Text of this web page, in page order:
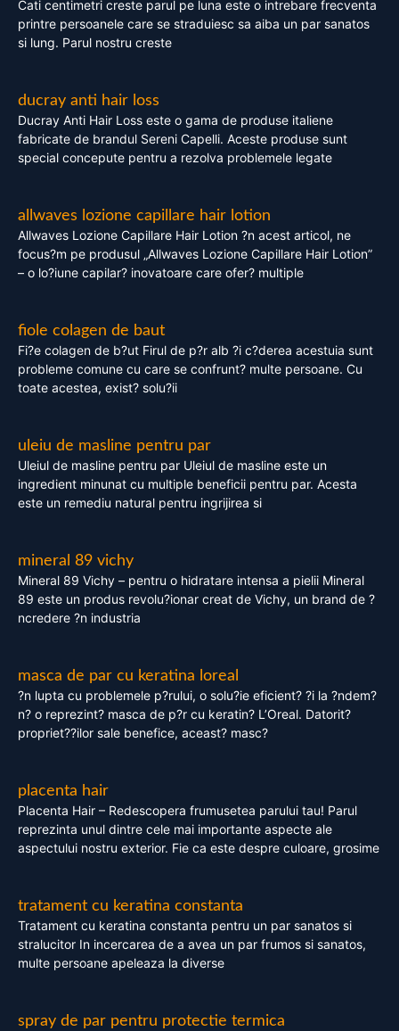
Cati centimetri creste parul pe luna este o intrebare frecventa
printre persoanele care se straduiesc sa aiba un par sanatos
si lung. Parul nostru creste
ducray anti hair loss
Ducray Anti Hair Loss este o gama de produse italiene
fabricate de brandul Sereni Capelli. Aceste produse sunt
special concepute pentru a rezolva problemele legate
allwaves lozione capillare hair lotion
Allwaves Lozione Capillare Hair Lotion ?n acest articol, ne
focus?m pe produsul „Allwaves Lozione Capillare Hair Lotion”
– o lo?iune capilar? inovatoare care ofer? multiple
fiole colagen de baut
Fi?e colagen de b?ut Firul de p?r alb ?i c?derea acestuia sunt
probleme comune cu care se confrunt? multe persoane. Cu
toate acestea, exist? solu?ii
uleiu de masline pentru par
Uleiul de masline pentru par Uleiul de masline este un
ingredient minunat cu multiple beneficii pentru par. Acesta
este un remediu natural pentru ingrijirea si
mineral 89 vichy
Mineral 89 Vichy – pentru o hidratare intensa a pielii Mineral
89 este un produs revolu?ionar creat de Vichy, un brand de ?
ncredere ?n industria
masca de par cu keratina loreal
?n lupta cu problemele p?rului, o solu?ie eficient? ?i la ?ndem?
n? o reprezint? masca de p?r cu keratin? L’Oreal. Datorit?
propriet??ilor sale benefice, aceast? masc?
placenta hair
Placenta Hair – Redescopera frumusetea parului tau! Parul
reprezinta unul dintre cele mai importante aspecte ale
aspectului nostru exterior. Fie ca este despre culoare, grosime
tratament cu keratina constanta
Tratament cu keratina constanta pentru un par sanatos si
stralucitor In incercarea de a avea un par frumos si sanatos,
multe persoane apeleaza la diverse
spray de par pentru protectie termica